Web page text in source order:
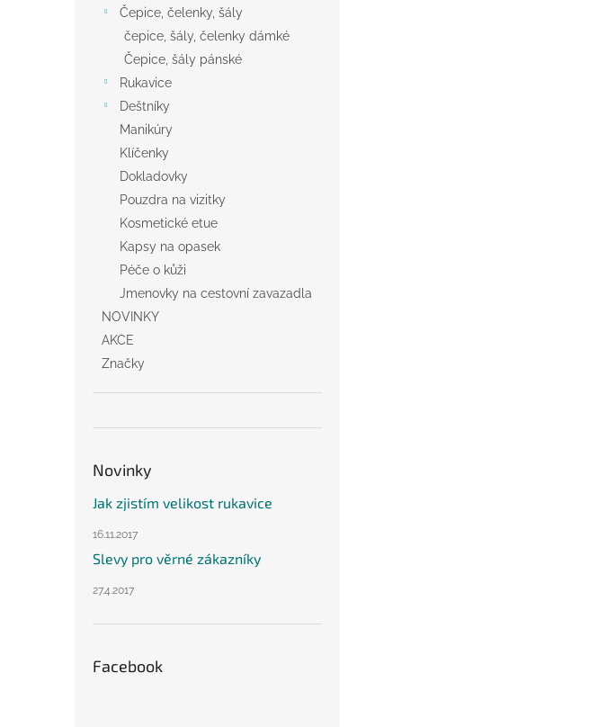
Čepice, čelenky, šály
čepice, šály, čelenky dámké
Čepice, šály pánské
Rukavice
Deštníky
Manikúry
Klíčenky
Dokladovky
Pouzdra na vizitky
Kosmetické etue
Kapsy na opasek
Péče o kůži
Jmenovky na cestovní zavazadla
NOVINKY
AKCE
Značky
Novinky
Jak zjistím velikost rukavice
16.11.2017
Slevy pro věrné zákazníky
27.4.2017
Facebook